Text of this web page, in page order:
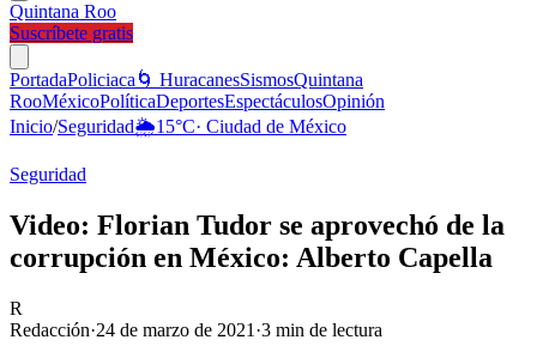
Quintana Roo
Suscríbete gratis
PortadaPoliciaca 🌀 HuracanesSismosQuintana
RooMéxicoPolíticaDeportesEspectáculosOpinión
Inicio/Seguridad🌦️15°C· Ciudad de México
Seguridad
Video: Florian Tudor se aprovechó de la
corrupción en México: Alberto Capella
R
Redacción·24 de marzo de 2021 ·3 min de lectura